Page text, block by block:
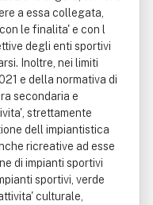
a essa collegata,
le finalita' e con l
degli enti sportivi
Inoltre, nei limiti
e della normativa di
secondaria e
strettamente
dell impiantistica
ricreative ad esse
di impianti sportivi
sportivi, verde
culturale,